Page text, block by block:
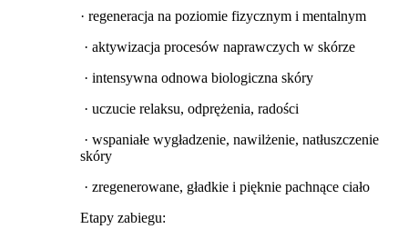
· regeneracja na poziomie fizycznym i mentalnym
· aktywizacja procesów naprawczych w skórze
· intensywna odnowa biologiczna skóry
· uczucie relaksu, odprężenia, radości
· wspaniałe wygładzenie, nawilżenie, natłuszczenie
skóry
· zregenerowane, gładkie i pięknie pachnące ciało
Etapy zabiegu: